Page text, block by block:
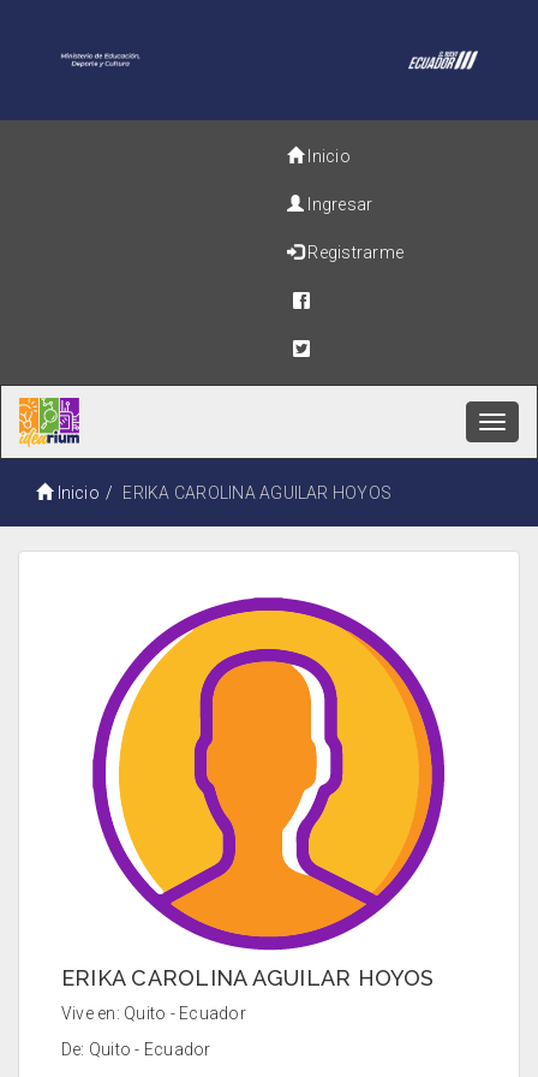
Inicio
Ingresar
Registrarme
Inicio ERIKA CAROLINA AGUILAR HOYOS
ERIKA CAROLINA AGUILAR HOYOS
Vive en: Quito - Ecuador
De: Quito - Ecuador